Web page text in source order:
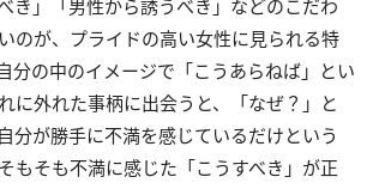
き」「男性から誘うべき」などのこだわ
のが、プライドの高い女性に見られる特
分の中のイメージで「こうあらねば」とい
に外れた事柄に出会うと、「なぜ？」と
分が勝手に不満を感じているだけという
もそも不満に感じた「こうすべき」が正